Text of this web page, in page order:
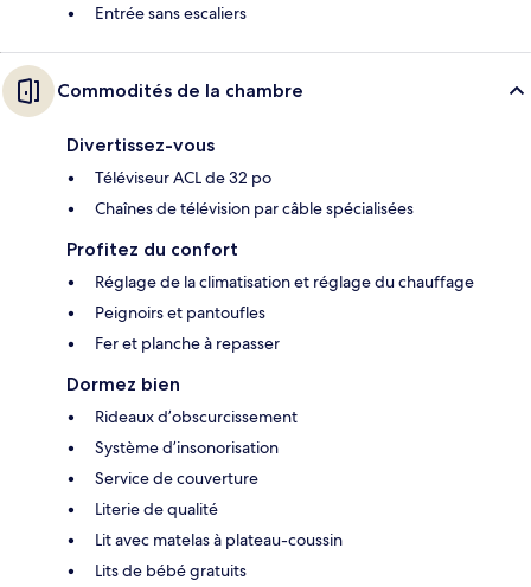
Entrée sans escaliers
Commodités de la chambre
Divertissez-vous
Téléviseur ACL de 32 po
Chaînes de télévision par câble spécialisées
Profitez du confort
Réglage de la climatisation et réglage du chauffage
Peignoirs et pantoufles
Fer et planche à repasser
Dormez bien
Rideaux d’obscurcissement
Système d’insonorisation
Service de couverture
Literie de qualité
Lit avec matelas à plateau-coussin
Lits de bébé gratuits